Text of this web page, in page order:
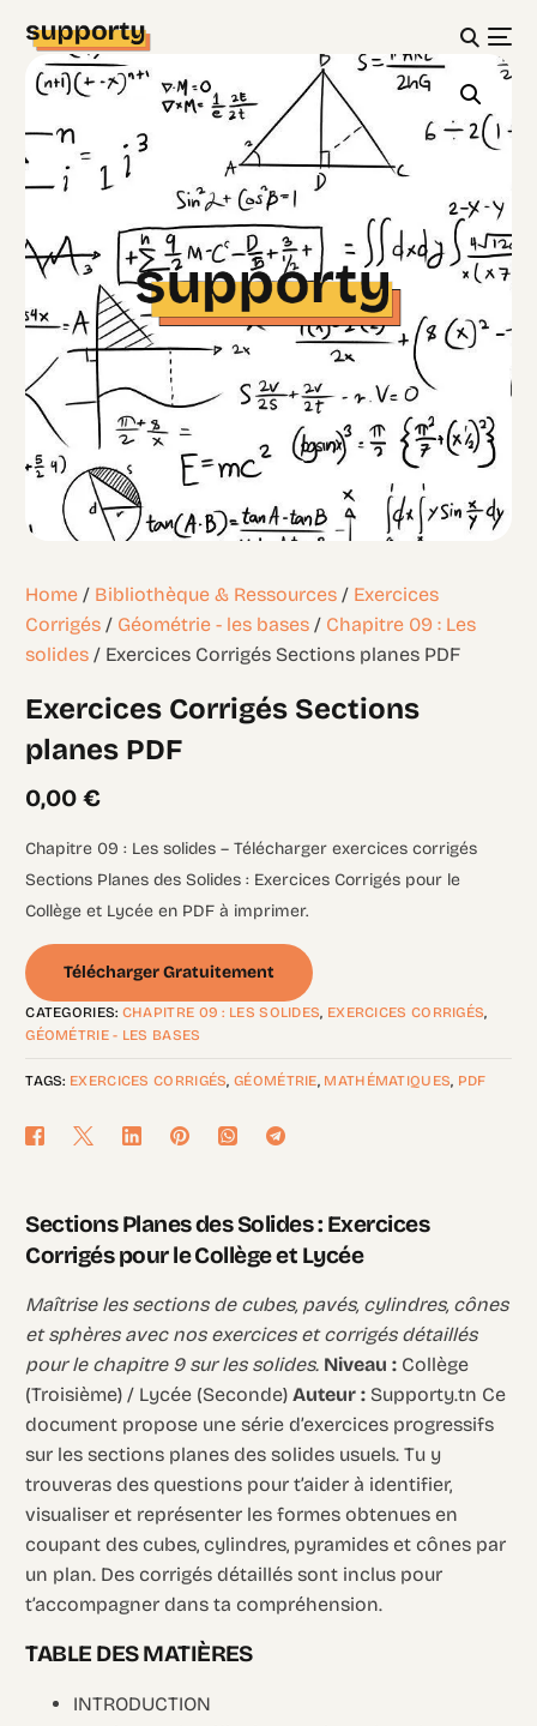
Home / Bibliothèque & Ressources / Exercices
Corrigés / Géométrie - les bases / Chapitre 09 : Les
solides / Exercices Corrigés Sections planes PDF
Exercices Corrigés Sections
planes PDF
0,00€
Chapitre 09 : Les solides – Télécharger exercices corrigés
Sections Planes des Solides : Exercices Corrigés pour le
Collège et Lycée en PDF à imprimer.
Télécharger Gratuitement
CATEGORIES: CHAPITRE 09 : LES SOLIDES, EXERCICES CORRIGÉS,
GÉOMÉTRIE - LES BASES
TAGS: EXERCICES CORRIGÉS,GÉOMÉTRIE, MATHÉMATIQUES, PDF
Sections Planes des Solides : Exercices
Corrigés pour le Collège et Lycée
Maîtrise les sections de cubes, pavés, cylindres, cônes
et sphères avec nos exercices et corrigés détaillés
pour le chapitre 9 sur les solides. Niveau : Collège
(Troisième) / Lycée (Seconde)Auteur : Supporty.tn Ce
document propose une série d’exercices progressifs
sur les sections planes des solides usuels. Tu y
trouveras des questions pour t’aider à identifier,
visualiser et représenter les formes obtenues en
coupant des cubes, cylindres, pyramides et cônes par
un plan. Des corrigés détaillés sont inclus pour
t’accompagner dans ta compréhension.
TABLE DES MATIÈRES
INTRODUCTION